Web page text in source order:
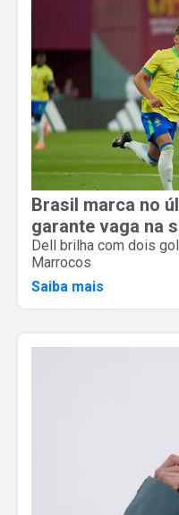
Brasil marca no
garante vaga na
Dell brilha com dois
Marrocos
Saiba mais